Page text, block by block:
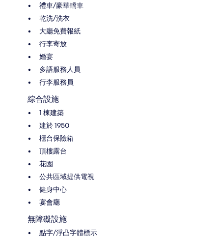
禮車/豪華轎車
乾洗/洗衣
大廳免費報紙
行李寄放
婚宴
多語服務人員
行李服務員
綜合設施
1 棟建築
建於 1950
櫃台保險箱
頂樓露台
花園
公共區域提供電視
健身中心
宴會廳
無障礙設施
點字/浮凸字體標示